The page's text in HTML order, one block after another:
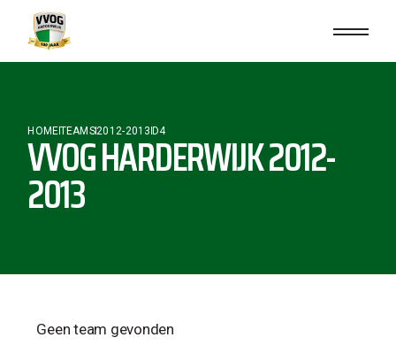
HOMETEAMS2012-2013 D4
VVOG HARDERWIJK 2012-
2013
Geen team gevonden